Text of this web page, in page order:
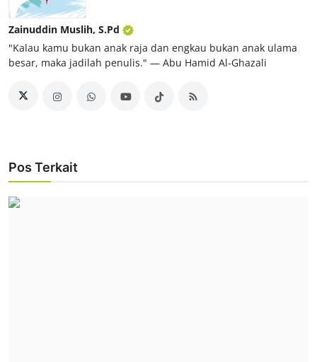
Zainuddin Muslih, S.Pd
"Kalau kamu bukan anak raja dan engkau bukan anak ulama
besar, maka jadilah penulis." ― Abu Hamid Al-Ghazali
Pos Terkait